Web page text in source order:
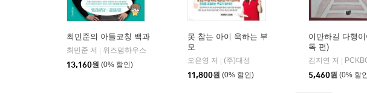
최민준의 아들코칭 백과
최민준 저
위즈덤하우스
13,160원 (0% 할인)
못 참는 아이 욱하는 부
모
오은영 저
(주)대성
11,800원 (0% 할인)
이만하길 다행
독 편)
김지연 저
5,460원 (0% 할